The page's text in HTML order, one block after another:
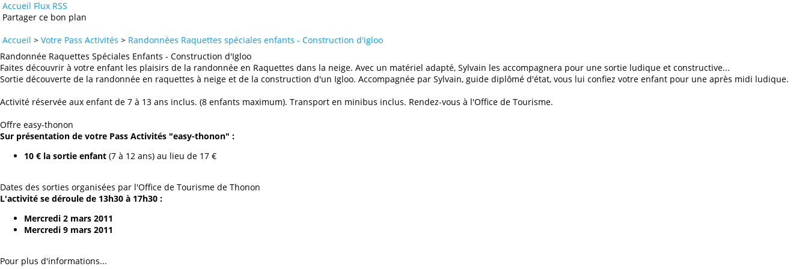
Accueil Flux RSS
Partager ce bon plan
Accueil > Votre Pass Activités > Randonnées Raquettes spéciales enfants - Construction d'igloo
Randonnée Raquettes Spéciales Enfants - Construction d'Igloo
Faites découvrir à votre enfant les plaisirs de la randonnée en Raquettes dans la neige. Avec un matériel adapté, Sylvain les accompagnera pour une sortie ludique et constructive...
Sortie découverte de la randonnée en raquettes à neige et de la construction d'un Igloo. Accompagnée par Sylvain, guide diplômé d'état, vous lui confiez votre enfant pour une après midi ludique.
Activité réservée aux enfant de 7 à 13 ans inclus. (8 enfants maximum). Transport en minibus inclus. Rendez-vous à l'Office de Tourisme.
Offre easy-thonon
Sur présentation de votre Pass Activités "easy-thonon" :
10 € la sortie enfant (7 à 12 ans) au lieu de 17 €
Dates des sorties organisées par l'Office de Tourisme de Thonon
L'activité se déroule de 13h30 à 17h30 :
Mercredi 2 mars 2011
Mercredi 9 mars 2011
Pour plus d'informations...